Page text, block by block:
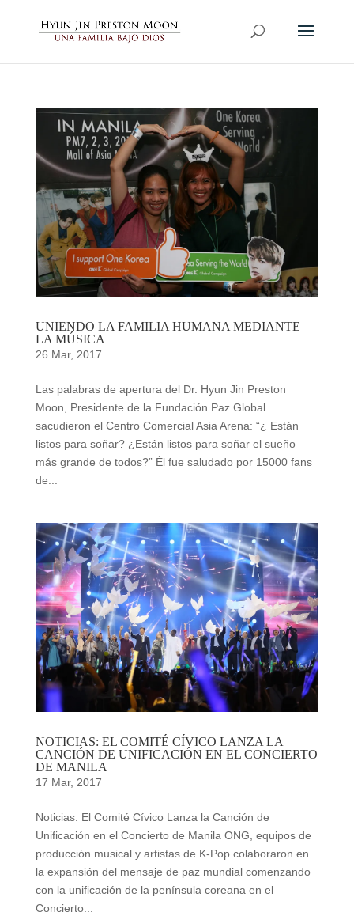
UNIENDO LA FAMILIA HUMANA MEDIANTE
LA MÚSICA
26 Mar, 2017
Las palabras de apertura del Dr. Hyun Jin Preston
Moon, Presidente de la Fundación Paz Global
sacudieron el Centro Comercial Asia Arena: “¿ Están
listos para soñar? ¿Están listos para soñar el sueño
más grande de todos?” Él fue saludado por 15000 fans
de...
NOTICIAS: EL COMITÉ CÍVICO LANZA LA
CANCIÓN DE UNIFICACIÓN EN EL CONCIERTO
DE MANILA
17 Mar, 2017
Noticias: El Comité Cívico Lanza la Canción de
Unificación en el Concierto de Manila ONG, equipos de
producción musical y artistas de K-Pop colaboraron en
la expansión del mensaje de paz mundial comenzando
con la unificación de la península coreana en el
Concierto...